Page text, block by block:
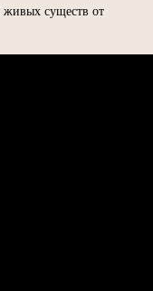
живых существ от